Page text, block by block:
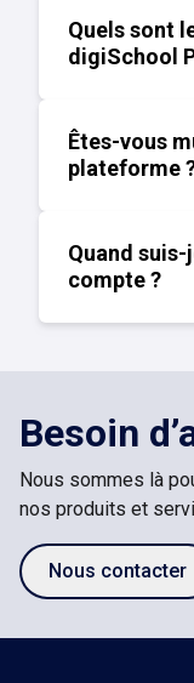
Quels sont
digiSchool
Êtes-vous
plateforme
Quand
compte ?
Besoin
Nous sommes là
nos produits et
Nous contacter